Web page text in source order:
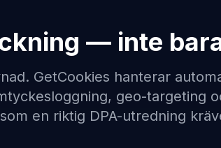
— inte
GetCookies hanterar
geo-targeting
en riktig DPA-utredning